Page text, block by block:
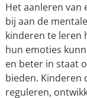
Het aanleren
bij aan de
kinderen te leren
hun emoties
en beter in staat
bieden. Kinderen
reguleren,